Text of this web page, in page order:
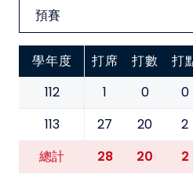
學年度 打席 打數 打
112 1 0 0
113
27 20 2
總計 28 20 2